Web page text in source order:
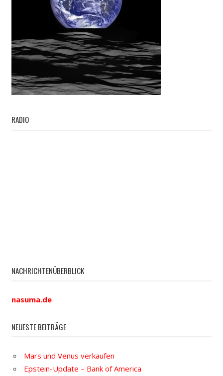
RADIO
NACHRICHTENÜBERBLICK
nasuma.de
NEUESTE BEITRÄGE
Mars und Venus verkaufen
Epstein-Update – Bank of America